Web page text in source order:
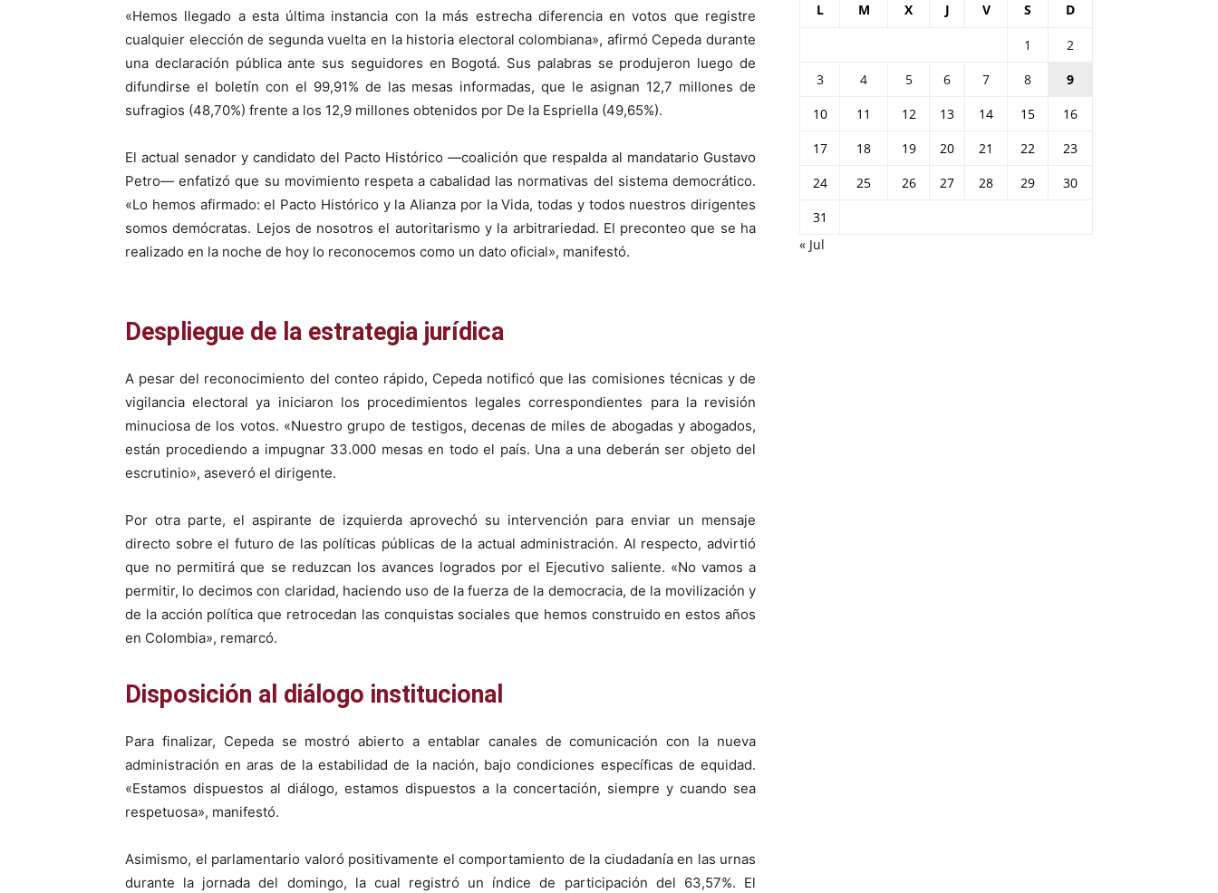
«Hemos llegado a esta última instancia con la más estrecha diferencia en votos que registre
cualquier elección de segunda vuelta en la historia electoral colombiana», afirmó Cepeda durante
una declaración pública ante sus seguidores en Bogotá. Sus palabras se produjeron luego de
difundirse el boletín con el 99,91% de las mesas informadas, que le asignan 12,7 millones de
sufragios (48,70%) frente a los 12,9 millones obtenidos por De la Espriella (49,65%).
El actual senador y candidato del Pacto Histórico —coalición que respalda al mandatario Gustavo
Petro— enfatizó que su movimiento respeta a cabalidad las normativas del sistema democrático.
«Lo hemos afirmado: el Pacto Histórico y la Alianza por la Vida, todas y todos nuestros dirigentes
somos demócratas. Lejos de nosotros el autoritarismo y la arbitrariedad. El preconteo que se ha
realizado en la noche de hoy lo reconocemos como un dato oficial», manifestó.
Despliegue de la estrategia jurídica
A pesar del reconocimiento del conteo rápido, Cepeda notificó que las comisiones técnicas y de
vigilancia electoral ya iniciaron los procedimientos legales correspondientes para la revisión
minuciosa de los votos. «Nuestro grupo de testigos, decenas de miles de abogadas y abogados,
están procediendo a impugnar 33.000 mesas en todo el país. Una a una deberán ser objeto del
escrutinio», aseveró el dirigente.
Por otra parte, el aspirante de izquierda aprovechó su intervención para enviar un mensaje
directo sobre el futuro de las políticas públicas de la actual administración. Al respecto, advirtió
que no permitirá que se reduzcan los avances logrados por el Ejecutivo saliente. «No vamos a
permitir, lo decimos con claridad, haciendo uso de la fuerza de la democracia, de la movilización y
de la acción política que retrocedan las conquistas sociales que hemos construido en estos años
en Colombia», remarcó.
Disposición al diálogo institucional
Para finalizar, Cepeda se mostró abierto a entablar canales de comunicación con la nueva
administración en aras de la estabilidad de la nación, bajo condiciones específicas de equidad.
«Estamos dispuestos al diálogo, estamos dispuestos a la concertación, siempre y cuando sea
respetuosa», manifestó.
Asimismo, el parlamentario valoró positivamente el comportamiento de la ciudadanía en las urnas
durante la jornada del domingo, la cual registró un índice de participación del 63,57%. El
L M X J V S D
1
2
3
4 5 6 7 8
9
10
11 12 13 14 15
16
17
18 19 20 21 22
23
24
25 26 27 28 29
30
31
« Jul